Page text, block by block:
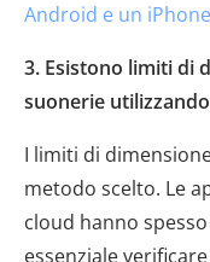
Android e un
3. Esistono limiti di
suonerie
I limiti di
metodo scelto. Le
cloud hanno
essenziale